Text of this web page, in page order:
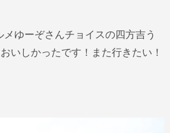
メゆーぞさんチョイスの四方吉う
いしかったです！また行きたい！